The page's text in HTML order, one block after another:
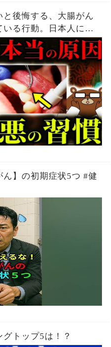
と後悔する、大腸がん
る行動。日本人に何
毎日食べている「ア
の「歯周病」がリスク
】の初期症状5つ #健
トップ5は！？